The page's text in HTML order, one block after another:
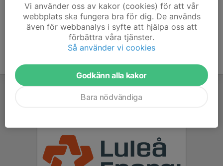
Mobil visas bara för inloggade
E-post visas bara för inloggade
Vi använder oss av kakor (cookies) för att vår
webbplats ska fungera bra för dig. De används
även för webbanalys i syfte att hjälpa oss att
förbättra våra tjänster.
Så använder vi cookies
Godkänn alla kakor
Bara nödvändiga